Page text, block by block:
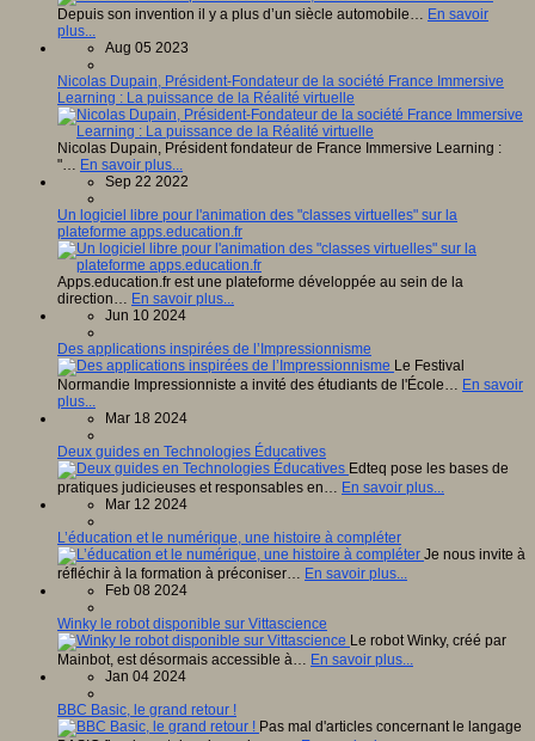
Depuis son invention il y a plus d’un siècle automobile… En savoir
plus...
Aug 05 2023
Nicolas Dupain, Président-Fondateur de la société France Immersive
Learning : La puissance de la Réalité virtuelle
Nicolas Dupain, Président fondateur de France Immersive Learning :
"… En savoir plus...
Sep 22 2022
Un logiciel libre pour l'animation des "classes virtuelles" sur la
plateforme apps.education.fr
Apps.education.fr est une plateforme développée au sein de la
direction… En savoir plus...
Jun 10 2024
Des applications inspirées de l’Impressionnisme
Le Festival
Normandie Impressionniste a invité des étudiants de l'École… En savoir
plus...
Mar 18 2024
Deux guides en Technologies Éducatives
Edteq pose les bases de
pratiques judicieuses et responsables en… En savoir plus...
Mar 12 2024
L’éducation et le numérique, une histoire à compléter
Je nous invite à
réfléchir à la formation à préconiser… En savoir plus...
Feb 08 2024
Winky le robot disponible sur Vittascience
Le robot Winky, créé par
Mainbot, est désormais accessible à… En savoir plus...
Jan 04 2024
BBC Basic, le grand retour !
Pas mal d'articles concernant le langage